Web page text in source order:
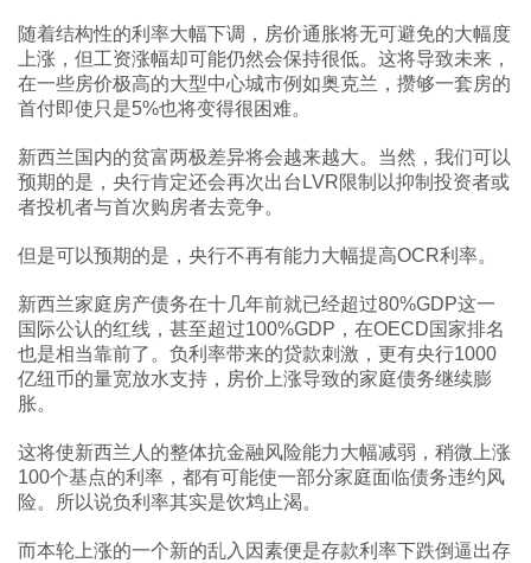
随着结构性的利率大幅下调，房价通胀将无可避免的大幅度
上涨，但工资涨幅却可能仍然会保持很低。这将导致未来，
在一些房价极高的大型中心城市例如奥克兰，攒够一套房的
首付即使只是5%也将变得很困难。
新西兰国内的贫富两极差异将会越来越大。当然，我们可以
预期的是，央行肯定还会再次出台LVR限制以抑制投资者或
者投机者与首次购房者去竞争。
但是可以预期的是，央行不再有能力大幅提高OCR利率。
新西兰家庭房产债务在十几年前就已经超过80%GDP这一
国际公认的红线，甚至超过100%GDP，在OECD国家排名
也是相当靠前了。负利率带来的贷款刺激，更有央行1000
亿纽币的量宽放水支持，房价上涨导致的家庭债务继续膨
胀。
这将使新西兰人的整体抗金融风险能力大幅减弱，稍微上涨
100个基点的利率，都有可能使一部分家庭面临债务违约风
险。所以说负利率其实是饮鸩止渴。
而本轮上涨的一个新的乱入因素便是存款利率下跌倒逼出存